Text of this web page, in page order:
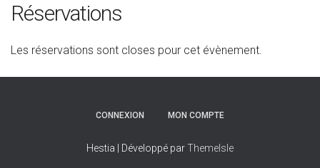
Réservations
Les réservations sont closes pour cet évènement.
CONNEXION MON COMPTE
Hestia | Développé parThemeIsle